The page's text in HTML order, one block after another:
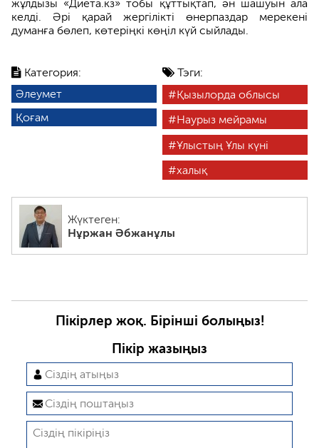
Категория:
Әлеумет
Қоғам
Тэги:
Қызылорда облысы
Наурыз мейрамы
Ұлыстың Ұлы күні
халық
Жүктеген:
Нұржан Әбжанұлы
жұлдызы «Диета.кз» тобы құттықтап, ән шашуын ала
келді. Әрі қарай жергілікті өнерпаздар мерекені
думанға бөлеп, көтеріңкі көңіл күй сыйлады.
Пікірлер жоқ. Бірінші болыңыз!
Пікір жазыңыз